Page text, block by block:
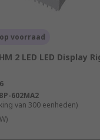
voorraad
2 LED LED Display
602MA2
van 300 eenheden)